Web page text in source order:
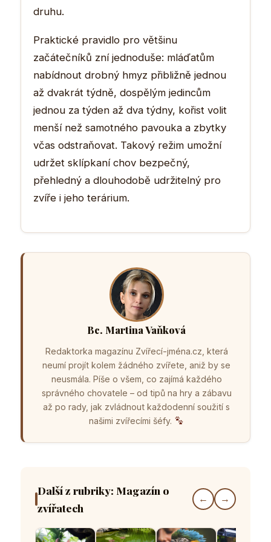
druhu.
Praktické pravidlo pro většinu
začátečníků zní jednoduše: mláďatům
nabídnout drobný hmyz přibližně jednou
až dvakrát týdně, dospělým jedincům
jednou za týden až dva týdny, kořist volit
menší než samotného pavouka a zbytky
včas odstraňovat. Takový režim umožní
udržet sklípkaní chov bezpečný,
přehledný a dlouhodobě udržitelný pro
zvíře i jeho terárium.
Bc. Martina Vaňková
Redaktorka magazínu Zvířecí-jména.cz, která
neumí projít kolem žádného zvířete, aniž by se
neusmála. Píše o všem, co zajímá každého
správného chovatele – od tipů na hry a zábavu
až po rady, jak zvládnout každodenní soužití s
našimi zvířecími šéfy.
Další z rubriky: Magazín o
zvířatech
← →